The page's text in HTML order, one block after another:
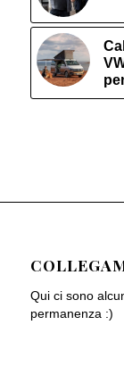
Qui ci sono
permanenza :)